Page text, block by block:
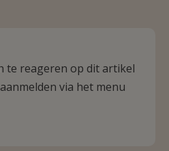
te reageren op dit artikel
via het menu